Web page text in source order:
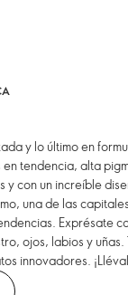
y lo último en
en tendencia, alta
y con un increíble
una de las
Exprésate
ojos, labios y
innovadores.